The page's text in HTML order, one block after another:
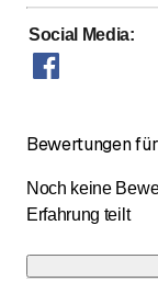
Social Media:
Bewertungen für
Noch keine
Erfahrung teilt